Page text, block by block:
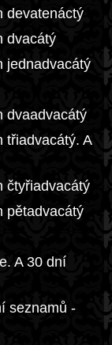
devatenáctý
dvacátý
jednadvacátý
dvaadvacátý
třiadvacátý. A
čtyřiadvacátý
pětadvacátý
A 30 dní
seznamů -